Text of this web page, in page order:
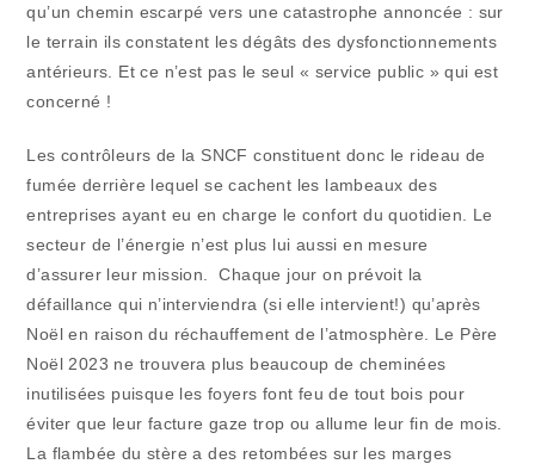
qu’un chemin escarpé vers une catastrophe annoncée : sur
le terrain ils constatent les dégâts des dysfonctionnements
antérieurs. Et ce n’est pas le seul « service public » qui est
concerné !
Les contrôleurs de la SNCF constituent donc le rideau de
fumée derrière lequel se cachent les lambeaux des
entreprises ayant eu en charge le confort du quotidien. Le
secteur de l’énergie n’est plus lui aussi en mesure
d’assurer leur mission. Chaque jour on prévoit la
défaillance qui n’interviendra (si elle intervient!) qu’après
Noël en raison du réchauffement de l’atmosphère. Le Père
Noël 2023 ne trouvera plus beaucoup de cheminées
inutilisées puisque les foyers font feu de tout bois pour
éviter que leur facture gaze trop ou allume leur fin de mois.
La flambée du stère a des retombées sur les marges